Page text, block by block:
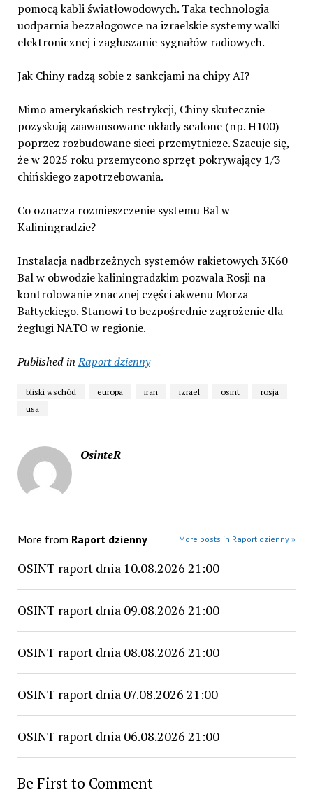
pomocą kabli światłowodowych. Taka technologia
uodparnia bezzałogowce na izraelskie systemy walki
elektronicznej i zagłuszanie sygnałów radiowych.
Jak Chiny radzą sobie z sankcjami na chipy AI?
Mimo amerykańskich restrykcji, Chiny skutecznie
pozyskują zaawansowane układy scalone (np. H100)
poprzez rozbudowane sieci przemytnicze. Szacuje się,
że w 2025 roku przemycono sprzęt pokrywający 1/3
chińskiego zapotrzebowania.
Co oznacza rozmieszczenie systemu Bal w
Kaliningradzie?
Instalacja nadbrzeżnych systemów rakietowych 3K60
Bal w obwodzie kaliningradzkim pozwala Rosji na
kontrolowanie znacznej części akwenu Morza
Bałtyckiego. Stanowi to bezpośrednie zagrożenie dla
żeglugi NATO w regionie.
Published in Raport dzienny
bliski wschód europa iran izrael osint
rosja
usa
OsinteR
More from Raport dzienny More posts in Raport dzienny »
OSINT raport dnia 10.08.2026 21:00
OSINT raport dnia 09.08.2026 21:00
OSINT raport dnia 08.08.2026 21:00
OSINT raport dnia 07.08.2026 21:00
OSINT raport dnia 06.08.2026 21:00
Be First to Comment